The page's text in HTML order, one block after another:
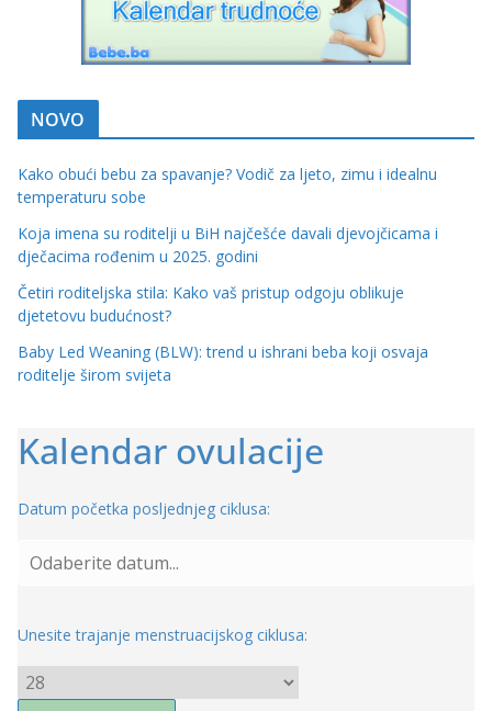
NOVO
Kako obući bebu za spavanje? Vodič za ljeto, zimu i idealnu
temperaturu sobe
Koja imena su roditelji u BiH najčešće davali djevojčicama i
dječacima rođenim u 2025. godini
Četiri roditeljska stila: Kako vaš pristup odgoju oblikuje
djetetovu budućnost?
Baby Led Weaning (BLW): trend u ishrani beba koji osvaja
roditelje širom svijeta
Kalendar ovulacije
Datum početka posljednjeg ciklusa:
Unesite trajanje menstruacijskog ciklusa: